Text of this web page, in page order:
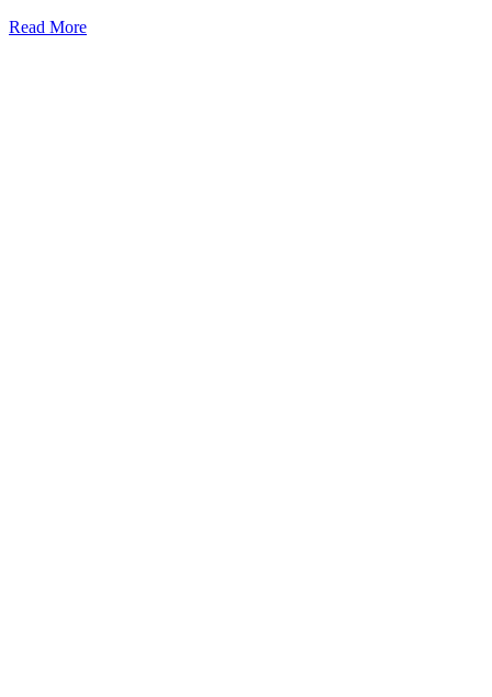
Read More